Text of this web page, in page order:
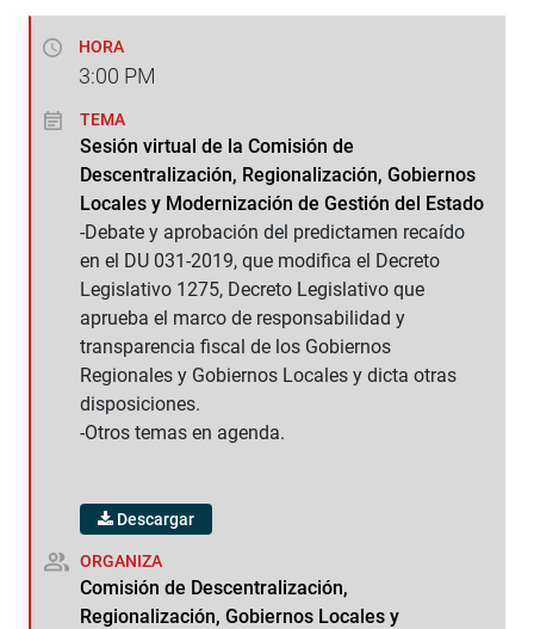
HORA
3:00 PM
TEMA
Sesión virtual de la Comisión de
Descentralización, Regionalización, Gobiernos
Locales y Modernización de Gestión del Estado
-Debate y aprobación del predictamen recaído
en el DU 031-2019, que modifica el Decreto
Legislativo 1275, Decreto Legislativo que
aprueba el marco de responsabilidad y
transparencia fiscal de los Gobiernos
Regionales y Gobiernos Locales y dicta otras
disposiciones.
-Otros temas en agenda.
Descargar
ORGANIZA
Comisión de Descentralización,
Regionalización, Gobiernos Locales y